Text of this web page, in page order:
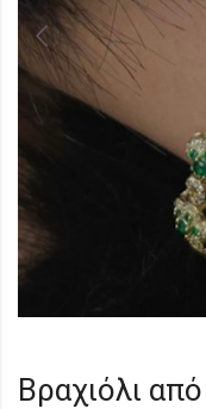
Βραχιόλι